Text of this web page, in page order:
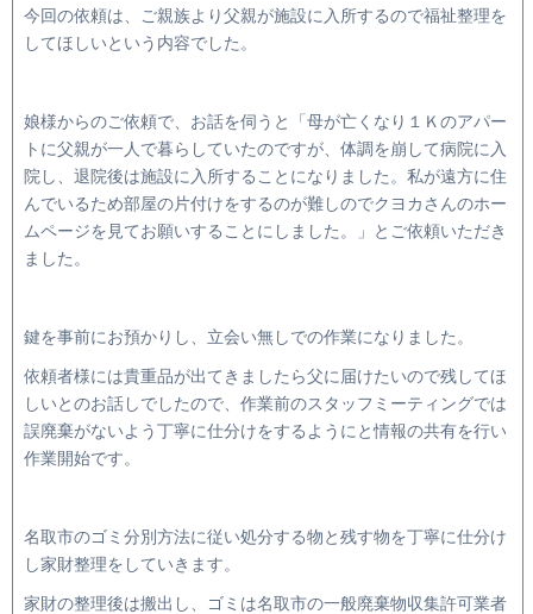
今回の依頼は、ご親族より父親が施設に入所するので福祉整理を
してほしいという内容でした。
娘様からのご依頼で、お話を伺うと「母が亡くなり１Ｋのアパー
トに父親が一人で暮らしていたのですが、体調を崩して病院に入
院し、退院後は施設に入所することになりました。私が遠方に住
んでいるため部屋の片付けをするのが難しのでクヨカさんのホー
ムページを見てお願いすることにしました。」とご依頼いただき
ました。
鍵を事前にお預かりし、立会い無しでの作業になりました。
依頼者様には貴重品が出てきましたら父に届けたいので残してほ
しいとのお話しでしたので、作業前のスタッフミーティングでは
誤廃棄がないよう丁寧に仕分けをするようにと情報の共有を行い
作業開始です。
名取市のゴミ分別方法に従い処分する物と残す物を丁寧に仕分け
し家財整理をしていきます。
家財の整理後は搬出し、ゴミは名取市の一般廃棄物収集許可業者